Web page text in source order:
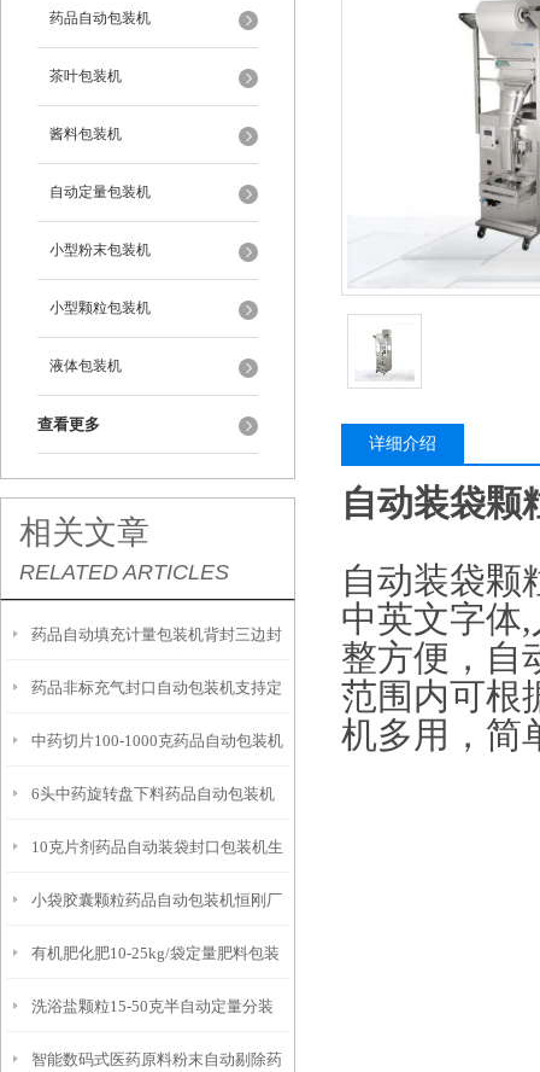
药品自动包装机
茶叶包装机
酱料包装机
自动定量包装机
小型粉末包装机
小型颗粒包装机
液体包装机
查看更多
相关文章
RELATED ARTICLES
药品自动填充计量包装机背封三边封
厂家
药品非标充气封口自动包装机支持定
制
中药切片100-1000克药品自动包装机
简介
6头中药旋转盘下料药品自动包装机
可定制
10克片剂药品自动装袋封口包装机生
产商
小袋胶囊颗粒药品自动包装机恒刚厂
家
有机肥化肥10-25kg/袋定量肥料包装
秤
洗浴盐颗粒15-50克半自动定量分装
机厂家
智能数码式医药原料粉末自动剔除药
详细介绍
自动装袋颗
自动装袋颗
中英文字体
整方便，自
范围内可根
机多用，简